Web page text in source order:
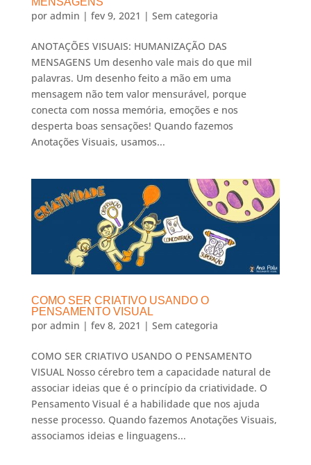
por admin | fev 9, 2021 | Sem categoria
ANOTAÇÕES VISUAIS: HUMANIZAÇÃO DAS
MENSAGENS Um desenho vale mais do que mil
palavras. Um desenho feito a mão em uma
mensagem não tem valor mensurável, porque
conecta com nossa memória, emoções e nos
desperta boas sensações! Quando fazemos
Anotações Visuais, usamos...
COMO SER CRIATIVO USANDO O
PENSAMENTO VISUAL
por admin | fev 8, 2021 | Sem categoria
COMO SER CRIATIVO USANDO O PENSAMENTO
VISUAL Nosso cérebro tem a capacidade natural de
associar ideias que é o princípio da criatividade. O
Pensamento Visual é a habilidade que nos ajuda
nesse processo. Quando fazemos Anotações Visuais,
associamos ideias e linguagens...